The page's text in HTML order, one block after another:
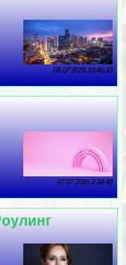
08 07 2026 10:46:33
07 07 2026 2:34:49